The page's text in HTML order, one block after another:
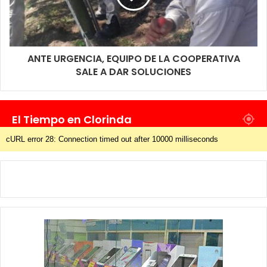
ANTE URGENCIA, EQUIPO DE LA COOPERATIVA
SALE A DAR SOLUCIONES
El Tiempo en Clorinda
cURL error 28: Connection timed out after 10000 milliseconds